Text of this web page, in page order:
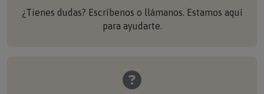
¿Tienes dudas? Escríbenos o llámanos. Estamos aquí
para ayudarte.